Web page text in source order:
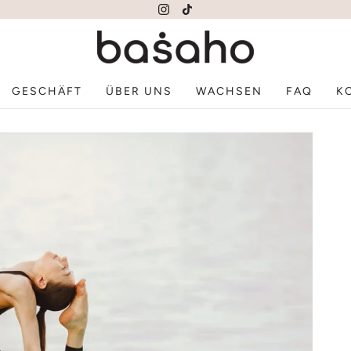
GESCHÄFT ÜBER UNS WACHSEN FAQ